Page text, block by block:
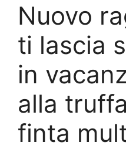
Nuovo
ti lascia
in
alla
finta